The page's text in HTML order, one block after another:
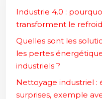
Industrie 4.0 :
transforment le
Quelles sont les
les pertes
industriels ?
Nettoyage industriel :
surprises, exemple